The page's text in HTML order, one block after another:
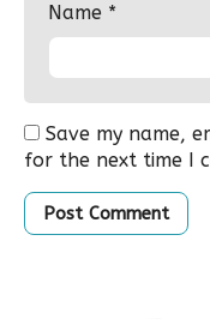
Name *
Save my name,
for the next time I